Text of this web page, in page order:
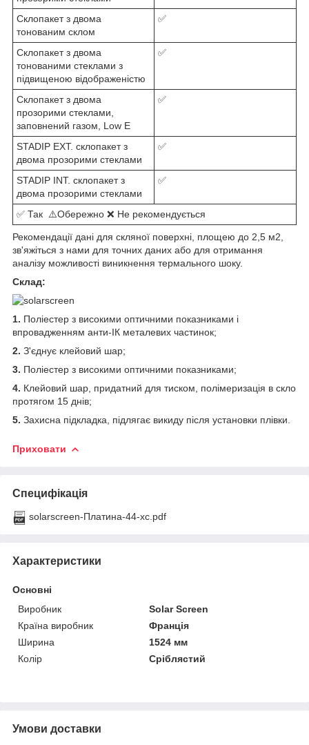
Склопакет з двома
тонованим склом
✅
Склопакет з двома
тонованими стеклами з
підвищеною відображеністю
✅
Склопакет з двома
прозорими стеклами,
заповнений газом, Low E
✅
STADIP EXT. склопакет з
двома прозорими стеклами
✅
STADIP INT. склопакет з
двома прозорими стеклами
✅
✅ Так ⚠️Обережно ❌ Не рекомендується
Рекомендації дані для скляної поверхні, площею до 2,5 м2,
зв'яжіться з нами для точних даних або для отримання
аналізу можливості виникнення термального шоку.
Склад:
1. Поліестер з високими оптичними показниками і
впровадженням анти-ІК металевих частинок;
2. З'єднує клейовий шар;
3. Поліестер з високими оптичними показниками;
4. Клейовий шар, придатний для тиском, полімеризація в скло
протягом 15 днів;
5. Захисна підкладка, підлягає викиду після установки плівки.
Приховати
Специфікація
solarscreen-Платина-44-xc.pdf
Характеристики
Основні
Виробник
Solar Screen
Країна виробник
Франція
Ширина
1524 мм
Колір
Сріблястий
Умови доставки